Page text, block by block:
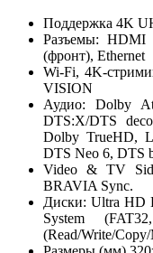
Поддержка 4K
Разъемы: HDMI
(фронт), Ethernet
Wi-Fi, 4K-
VISION
Аудио: Dolby
DTS:X/DTS
Dolby TrueHD,
DTS Neo 6, DTS
Video & TV
BRAVIA Sync.
Диски: Ultra HD
System
(Read/Write/